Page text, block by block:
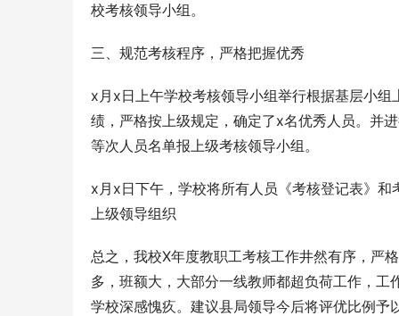
校考核领导小组。
三、规范考核程序，严格把握优秀
x月x日上午学校考核领导小组举行根据基层小
绩，严格按上级规定，确定了x名优秀人员。并
等次人员名单报上级考核领导小组。
x月x日下午，学校将所有人员《考核登记表》
上级领导组织
总之，我校X年度教职工考核工作井然有序，严
多，班额大，大部分一线教师都超负荷工作，
学校深感愧疚。建议县局领导今后将评优比例予